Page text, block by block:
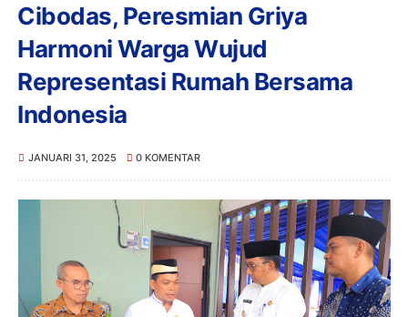
Cibodas, Peresmian Griya
Harmoni Warga Wujud
Representasi Rumah Bersama
Indonesia
JANUARI 31, 2025 0 KOMENTAR